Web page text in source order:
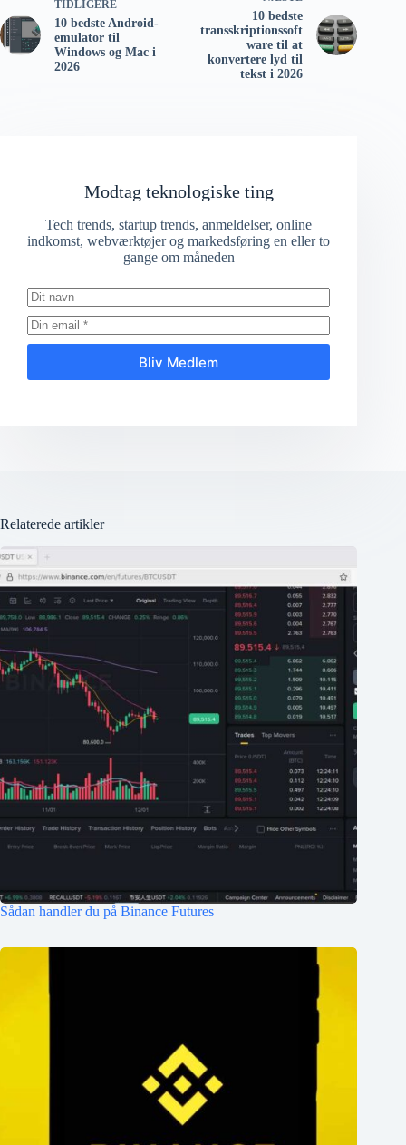
TIDLIGERE
10 bedste Android-
emulator til
Windows og Mac i
2026
10 bedste
transskriptionssoft
ware til at
konvertere lyd til
tekst i 2026
Modtag teknologiske ting
Tech trends, startup trends, anmeldelser, online
indkomst, webværktøjer og markedsføring en eller to
gange om måneden
Bliv Medlem
Relaterede artikler
Sådan handler du på Binance Futures